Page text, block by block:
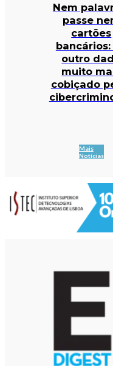
Nem
passe
cartões
bancários:
outro
muito
cobiçado
Mais
Notícias